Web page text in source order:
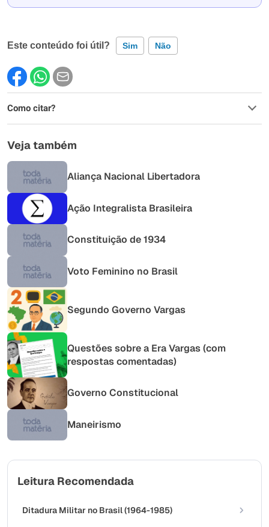
Este conteúdo foi útil? Sim Não
Este conteúdo contém informação incorreta
Este conteúdo não tem a informação que procuro
Como citar?
Veja também
Aliança Nacional Libertadora
Ação Integralista Brasileira
Constituição de 1934
Voto Feminino no Brasil
Segundo Governo Vargas
Questões sobre a Era Vargas (com
respostas comentadas)
Governo Constitucional
Maneirismo
Leitura Recomendada
Ditadura Militar no Brasil (1964-1985)